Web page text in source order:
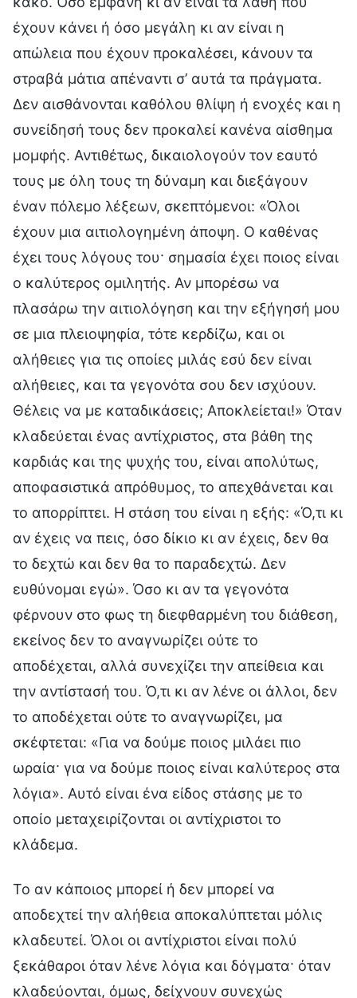
έχουν κάνει ή όσο μεγάλη κι αν είναι η
απώλεια που έχουν προκαλέσει, κάνουν τα
στραβά μάτια απέναντι σ’ αυτά τα πράγματα.
Δεν αισθάνονται καθόλου θλίψη ή ενοχές και η
συνείδησή τους δεν προκαλεί κανένα αίσθημα
μομφής. Αντιθέτως, δικαιολογούν τον εαυτό
τους με όλη τους τη δύναμη και διεξάγουν
έναν πόλεμο λέξεων, σκεπτόμενοι: «Όλοι
έχουν μια αιτιολογημένη άποψη. Ο καθένας
έχει τους λόγους του· σημασία έχει ποιος είναι
ο καλύτερος ομιλητής. Αν μπορέσω να
πλασάρω την αιτιολόγηση και την εξήγησή μου
σε μια πλειοψηφία, τότε κερδίζω, και οι
αλήθειες για τις οποίες μιλάς εσύ δεν είναι
αλήθειες, και τα γεγονότα σου δεν ισχύουν.
Θέλεις να με καταδικάσεις; Αποκλείεται!» Όταν
κλαδεύεται ένας αντίχριστος, στα βάθη της
καρδιάς και της ψυχής του, είναι απολύτως,
αποφασιστικά απρόθυμος, το απεχθάνεται και
το απορρίπτει. Η στάση του είναι η εξής: «Ό,τι κι
αν έχεις να πεις, όσο δίκιο κι αν έχεις, δεν θα
το δεχτώ και δεν θα το παραδεχτώ. Δεν
ευθύνομαι εγώ». Όσο κι αν τα γεγονότα
φέρνουν στο φως τη διεφθαρμένη του διάθεση,
εκείνος δεν το αναγνωρίζει ούτε το
αποδέχεται, αλλά συνεχίζει την απείθεια και
την αντίστασή του. Ό,τι κι αν λένε οι άλλοι, δεν
το αποδέχεται ούτε το αναγνωρίζει, μα
σκέφτεται: «Για να δούμε ποιος μιλάει πιο
ωραία· για να δούμε ποιος είναι καλύτερος στα
λόγια». Αυτό είναι ένα είδος στάσης με το
οποίο μεταχειρίζονται οι αντίχριστοι το
κλάδεμα.
Το αν κάποιος μπορεί ή δεν μπορεί να
αποδεχτεί την αλήθεια αποκαλύπτεται μόλις
κλαδευτεί. Όλοι οι αντίχριστοι είναι πολύ
ξεκάθαροι όταν λένε λόγια και δόγματα· όταν
κλαδεύονται, όμως, δείχνουν συνεχώς